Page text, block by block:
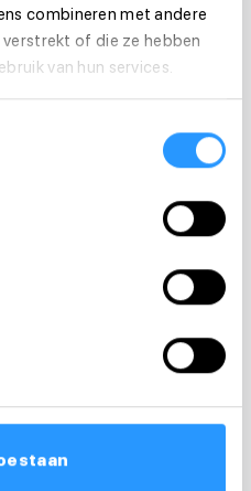
combineren met andere
of die ze hebben
van hun services.
een belangrijk
combineer je
specialist?
specialist